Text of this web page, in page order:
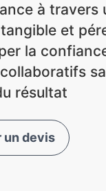
à travers
et
la
résultat
un devis